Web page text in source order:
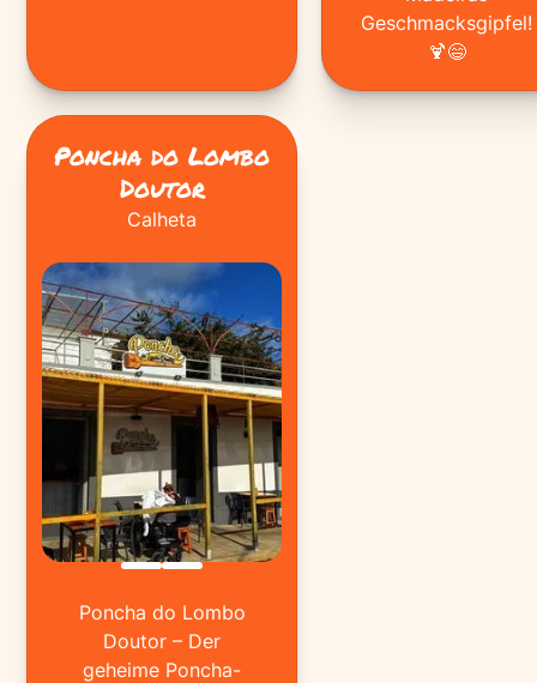
Geschmacksgipfel!
🍹😄
Poncha do Lombo
Doutor
Calheta
Poncha do Lombo
Doutor – Der
geheime Poncha-